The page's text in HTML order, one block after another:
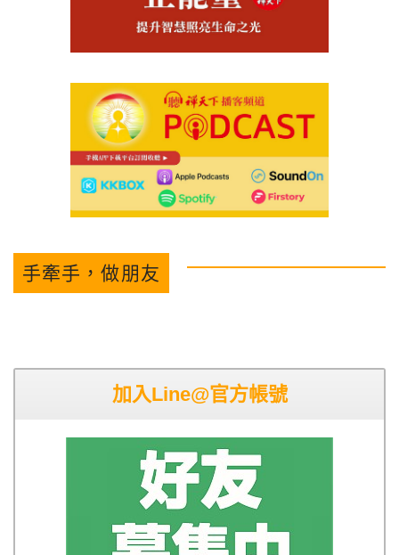
手牽手，做朋友
加入Line@官方帳號